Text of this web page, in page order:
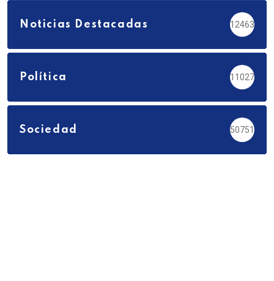
Noticias Destacadas 12463
Política 11027
Sociedad 50751